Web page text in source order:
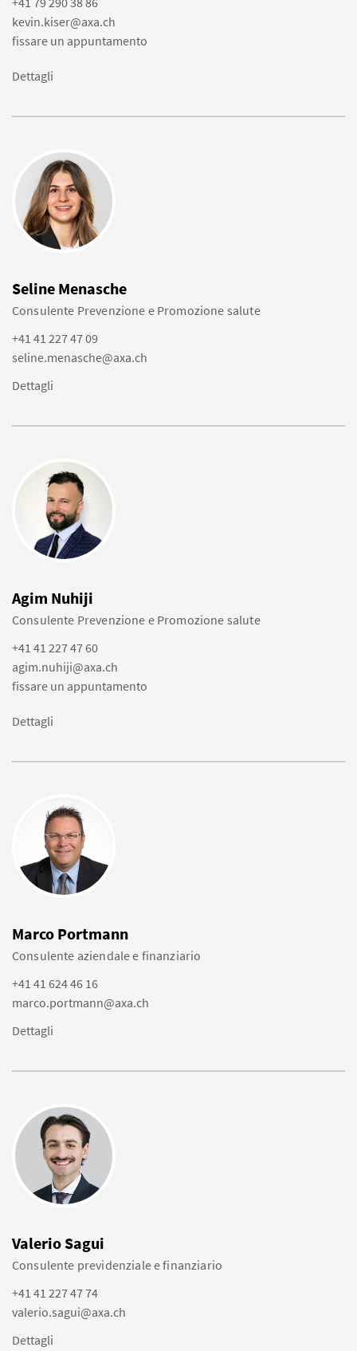
kevin.kiser@axa.ch
fissare un appuntamento
Dettagli
Seline Menasche
Consulente Prevenzione e Promozione salute
+41 41 227 47 09
seline.menasche@axa.ch
Dettagli
Agim Nuhiji
Consulente Prevenzione e Promozione salute
+41 41 227 47 60
agim.nuhiji@axa.ch
fissare un appuntamento
Dettagli
Marco Portmann
Consulente aziendale e finanziario
+41 41 624 46 16
marco.portmann@axa.ch
Dettagli
Valerio Sagui
Consulente previdenziale e finanziario
+41 41 227 47 74
valerio.sagui@axa.ch
Dettagli